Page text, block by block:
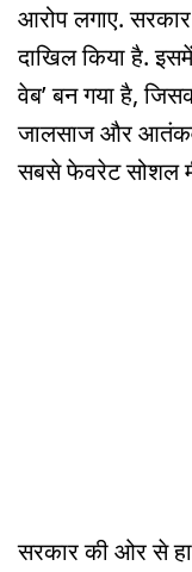
आरोप लगाए.
दाखिल किया है.
वेब’ बन गया है,
जालसाज और
सबसे फेवरेट सोशल
सरकार की ओर से